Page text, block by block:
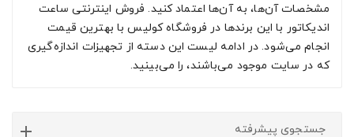
مشخصات آن‌ها، به آن‌ها اعتماد کنید. فروش اینترنتی ساعت
اندیکاتور با این برندها در فروشگاه کولیس با بهترین قیمت
انجام می‌شود. در ادامه لیست این دسته از تجهیزات اندازه‌‌گیری
که در سایت موجود می‌باشند، را می‌بینید.
جستجوی پیشرفته